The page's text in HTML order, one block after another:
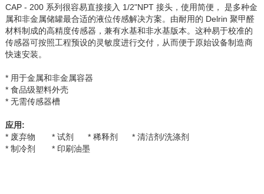
CAP - 200 系列很容易直接接入 1/2"NPT 接头，使用简便，
是多种金
属和非金属储罐最合适的液位传感解决方案。由耐用的 Delrin 聚甲醛
材料制成的高精度传感器，兼有水基和非水基版本。这种易于校准的
传感器可按照工程预设的灵敏度进行交付，从而便于原始设备制造商
快速安装。
* 用于金属和非金属容器
* 食品级塑料外壳
* 无需传感器槽
应用:
* 废弃物 * 试剂 * 稀释剂 * 清洁剂/洗涤剂
* 制冷剂 * 印刷油墨